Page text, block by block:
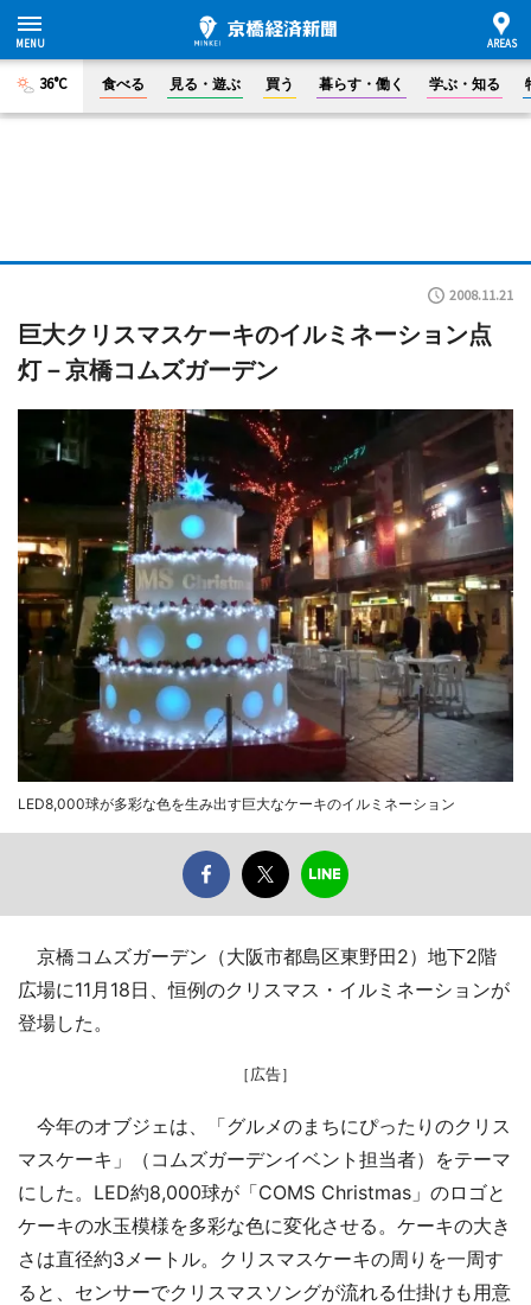
36°C 食べる 見る・遊ぶ 買う 暮らす・働く 学ぶ・知る
2008.11.21
巨大クリスマスケーキのイルミネーション点
灯－京橋コムズガーデン
LED8,000球が多彩な色を生み出す巨大なケーキのイルミネーション
京橋コムズガーデン（大阪市都島区東野田2）地下2階
広場に11月18日、恒例のクリスマス・イルミネーションが
登場した。
［広告］
今年のオブジェは、「グルメのまちにぴったりのクリス
マスケーキ」（コムズガーデンイベント担当者）をテーマ
にした。LED約8,000球が「COMS Christmas」のロゴと
ケーキの水玉模様を多彩な色に変化させる。ケーキの大き
さは直径約3メートル。クリスマスケーキの周りを一周す
ると、センサーでクリスマスソングが流れる仕掛けも用意